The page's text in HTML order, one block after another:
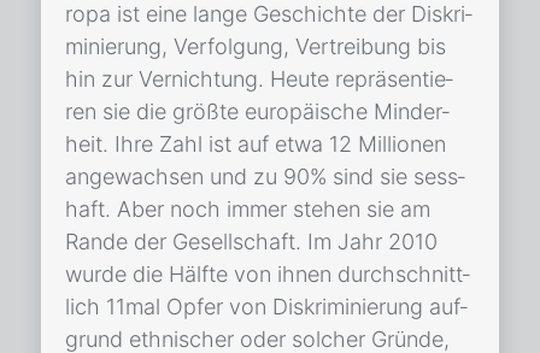
ro­pa ist eine lan­ge Ge­schich­te der Dis­kri­
mi­nie­rung, Ver­fol­gung, Ver­trei­bung bis
hin zur Ver­nich­tung. Heu­te re­prä­sen­tie­
ren sie die größ­te eu­ro­päi­sche Min­der­
heit. Ihre Zahl ist auf etwa 12 Mil­lio­nen
an­ge­wach­sen und zu 90% sind sie sess­
haft. Aber noch im­mer ste­hen sie am
Ran­de der Ge­sell­schaft. Im Jahr 2010
wur­de die Hälf­te von ih­nen durch­schnitt­
lich 11­mal Op­fer von Dis­kri­mi­nie­rung auf­
grund eth­ni­scher oder sol­cher Grün­de,